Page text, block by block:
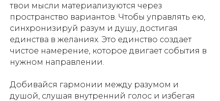
твои мысли материализуются через
пространство вариантов. Чтобы управлять ею,
синхронизируй разум и душу, достигая
единства в желаниях. Это единство создает
чистое намерение, которое двигает события в
нужном направлении.
Добивайся гармонии между разумом и
душой, слушая внутренний голос и избегая